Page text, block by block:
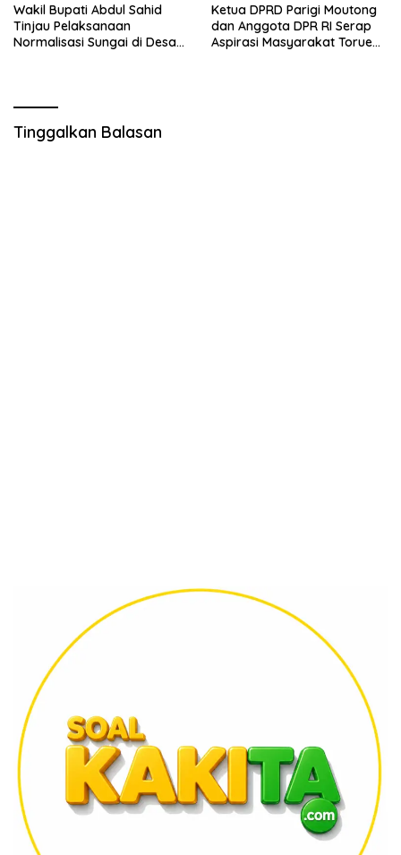
Wakil Bupati Abdul Sahid
Tinjau Pelaksanaan
Normalisasi Sungai di Desa
Ketua DPRD Parigi Moutong
dan Anggota DPR RI Serap
Aspirasi Masyarakat Torue
Tinggalkan Balasan